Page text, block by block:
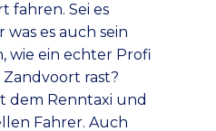
fahren. Sei es
was es auch sein
wie ein echter Profi
rast?
dem Renntaxi und
Fahrer. Auch